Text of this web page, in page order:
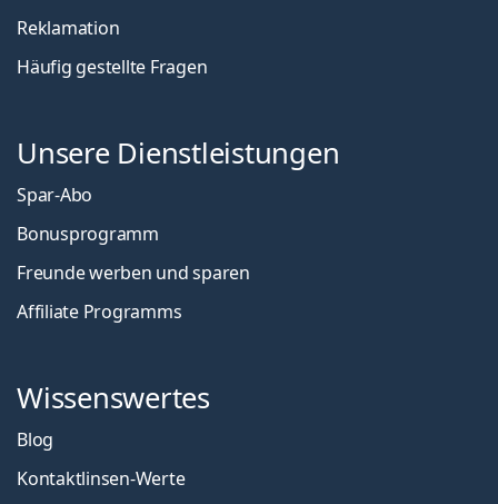
Reklamation
Häufig gestellte Fragen
Unsere Dienstleistungen
Spar-Abo
Bonusprogramm
Freunde werben und sparen
Affiliate Programms
Wissenswertes
Blog
Kontaktlinsen-Werte